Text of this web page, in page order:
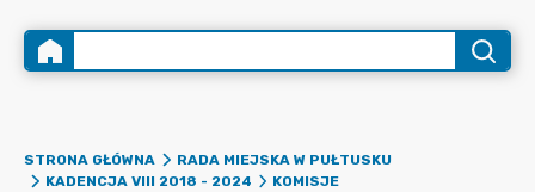
STRONA GŁÓWNA
RADA MIEJSKA W PUŁTUSKU
KADENCJA VIII 2018 - 2024
KOMISJE